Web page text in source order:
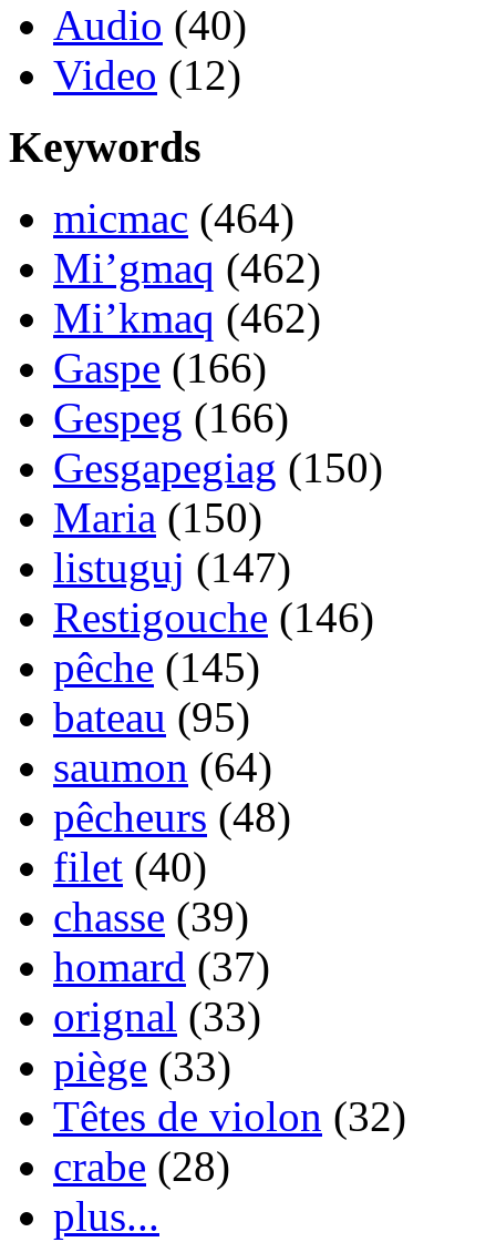
Audio (40)
Video (12)
Keywords
micmac (464)
Mi’gmaq (462)
Mi’kmaq (462)
Gaspe (166)
Gespeg (166)
Gesgapegiag (150)
Maria (150)
listuguj (147)
Restigouche (146)
pêche (145)
bateau (95)
saumon (64)
pêcheurs (48)
filet (40)
chasse (39)
homard (37)
orignal (33)
piège (33)
Têtes de violon (32)
crabe (28)
plus...